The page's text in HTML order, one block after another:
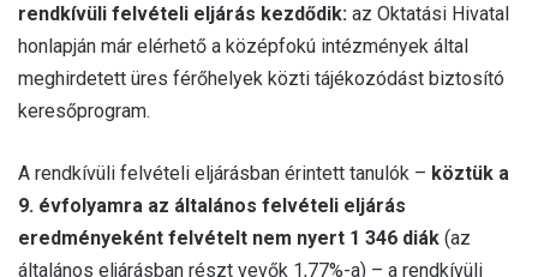
rendkívüli felvételi eljárás kezdődik: az Oktatási Hivatal
honlapján már elérhető a középfokú intézmények által
meghirdetett üres férőhelyek közti tájékozódást biztosító
keresőprogram.
A rendkívüli felvételi eljárásban érintett tanulók – köztük a
9. évfolyamra az általános felvételi eljárás
eredményeként felvételt nem nyert 1 346 diák (az
általános eljárásban részt vevők 1,77%-a) – a rendkívüli